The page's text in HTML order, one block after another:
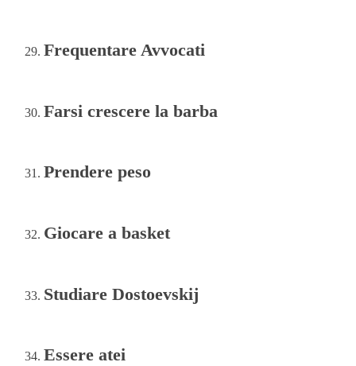
Frequentare Avvocati
Farsi crescere la barba
Prendere peso
Giocare a basket
Studiare Dostoevskij
Essere atei